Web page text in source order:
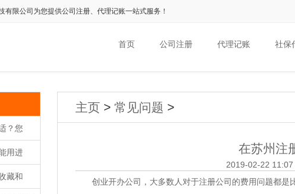
有限公司为您提供公司注册、代理记账一站式服务！
首页 公司注册 代理记账 社保
？您
用进
藏和
主页 > 常见问题 >
在苏州注
2019-02-22 11:07
创业开办公司，大多数人对于注册公司的费用问题都是